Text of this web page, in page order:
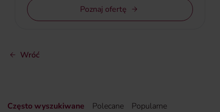
Poznaj ofertę
Wróć
Często wyszukiwane Polecane
Popularne